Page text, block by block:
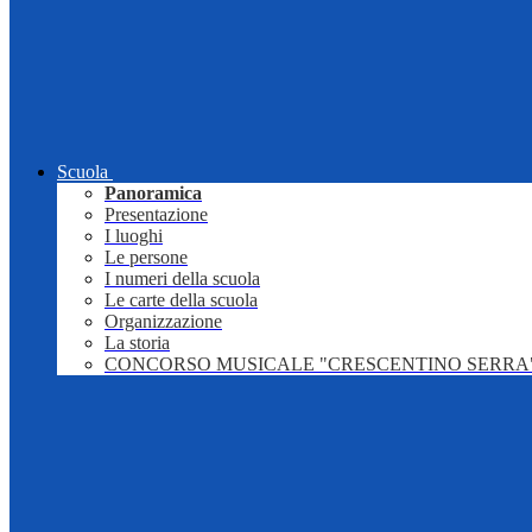
Scuola
Panoramica
Presentazione
I luoghi
Le persone
I numeri della scuola
Le carte della scuola
Organizzazione
La storia
CONCORSO MUSICALE "CRESCENTINO